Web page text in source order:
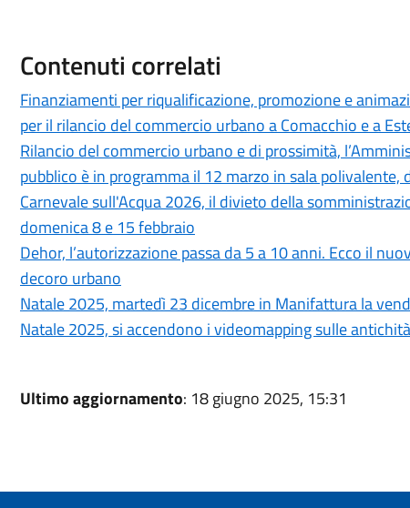
Contenuti correlati
Finanziamenti per riqualificazione, promozione e
per il rilancio del commercio urbano a Comacchio e a
Rilancio del commercio urbano e di prossimità,
pubblico è in programma il 12 marzo in sala polivalente,
Carnevale sull'Acqua 2026, il divieto della
domenica 8 e 15 febbraio
Dehor, l’autorizzazione passa da 5 a 10 anni. Ecco il
decoro urbano
Natale 2025, martedì 23 dicembre in Manifattura la
Natale 2025, si accendono i videomapping sulle
Ultimo aggiornamento: 18 giugno 2025, 15:31